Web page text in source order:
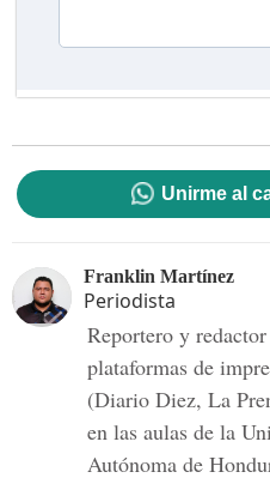
Unirme al
Franklin Martínez
Periodista
Reportero y
plataformas de
(Diario Diez, La
en las aulas de la
Autónoma de